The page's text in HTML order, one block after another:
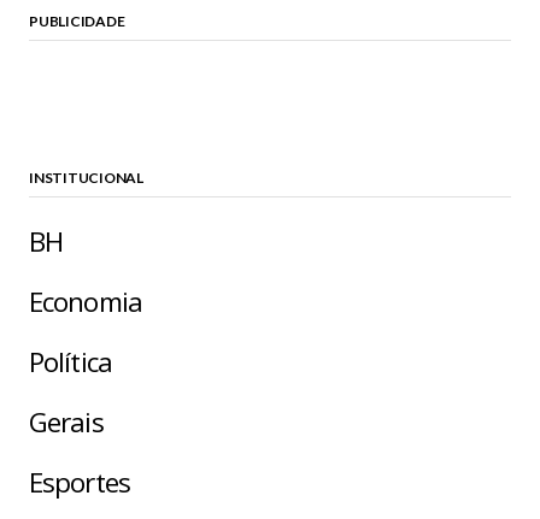
PUBLICIDADE
INSTITUCIONAL
BH
Economia
Política
Gerais
Esportes